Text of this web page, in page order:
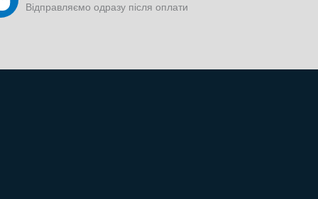
Відправляємо одразу після оплати